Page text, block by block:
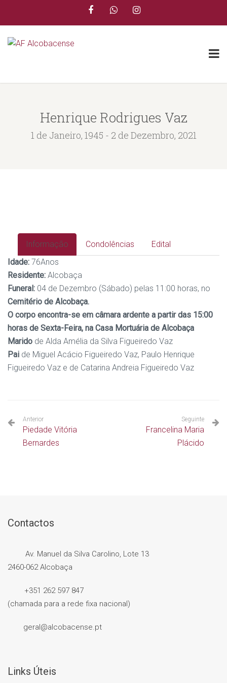
Henrique Rodrigues Vaz
1 de Janeiro, 1945 - 2 de Dezembro, 2021
Informação Condolências
Edital
Idade: 76Anos
Residente: Alcobaça
Funeral: 04 de Dezembro (Sábado) pelas 11:00 horas, no
Cemitério de Alcobaça.
O corpo encontra-se em câmara ardente a partir das 15:00
horas de Sexta-Feira, na Casa Mortuária de Alcobaça
Marido de Alda Amélia da Silva Figueiredo Vaz
Pai de Miguel Acácio Figueiredo Vaz, Paulo Henrique
Figueiredo Vaz e de Catarina Andreia Figueiredo Vaz
Anterior
Piedade Vitória
Bernardes
Seguinte
Francelina Maria
Plácido
Contactos
Av. Manuel da Silva Carolino, Lote 13
2460-062 Alcobaça
+351 262 597 847
(chamada para a rede fixa nacional)
geral@alcobacense.pt
Links Úteis